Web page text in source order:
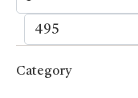
Category